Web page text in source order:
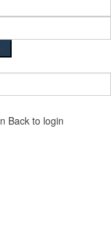
Back to login